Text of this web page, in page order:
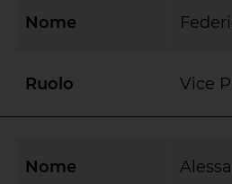
Nome
Ruolo Vice
Nome